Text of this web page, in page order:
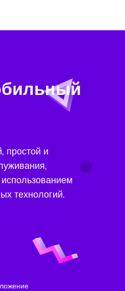
простой и
технологий.